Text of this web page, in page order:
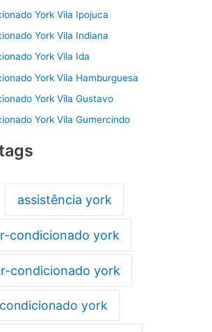
York Vila Ipojuca
York Vila Indiana
York Vila Ida
York Vila Hamburguesa
York Vila Gustavo
York Vila Gumercindo
assistência york
condicionado york
condicionado york
york